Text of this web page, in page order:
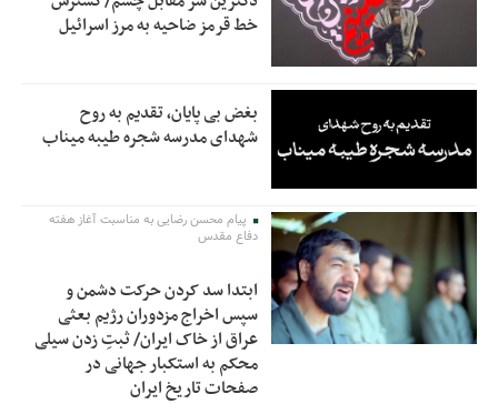
خط قرمز ضاحیه به مرز اسرائیل
بغض بی پایان، تقدیم به روح
شهدای مدرسه شجره طیبه میناب
پیام محسن رضایی به مناسبت آغاز هفته
دفاع مقدس
ابتدا سد کردن حرکت دشمن و
سپس اخراج مزدوران رژیم بعثی
عراق از خاک ایران/ ثبتِ زدن سیلی
محکم به استکبار جهانی در
صفحات تاریخ ایران